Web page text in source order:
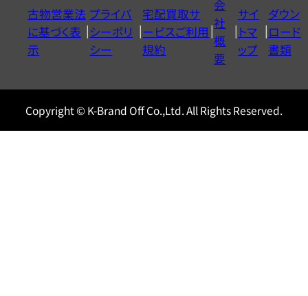
ヤ
ル
0120604117
古物営業法
に基づく表
示
プライバ
シーポリ
シー
宅配買取サ
ービスご利用
規約
会
社
概
要
サイ
トマ
ップ
ダウン
ロード
書類
Copyright © K-Brand Off Co.,Ltd. All Rights Reserved.